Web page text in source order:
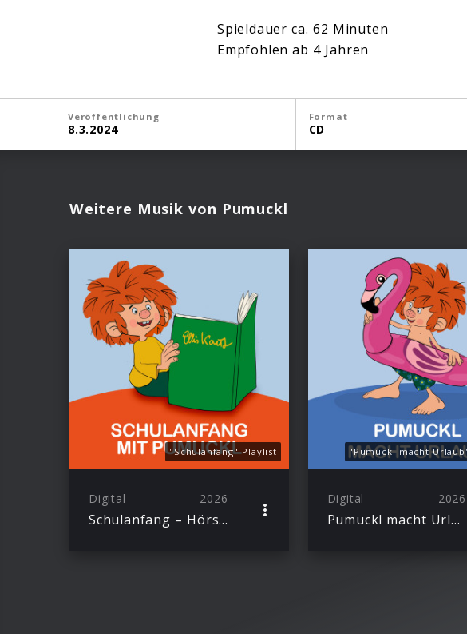
Spieldauer ca. 62 Minuten
Empfohlen ab 4 Jahren
Veröffentlichung
8.3.2024
Format
CD
Weitere Musik von Pumuckl
"Schulanfang"-Playlist
Digital 2026
Schulanfang – Hörspiele mit Pumuckl
"Pumuckl macht
Digital 2026
Pumuckl macht Urlaub